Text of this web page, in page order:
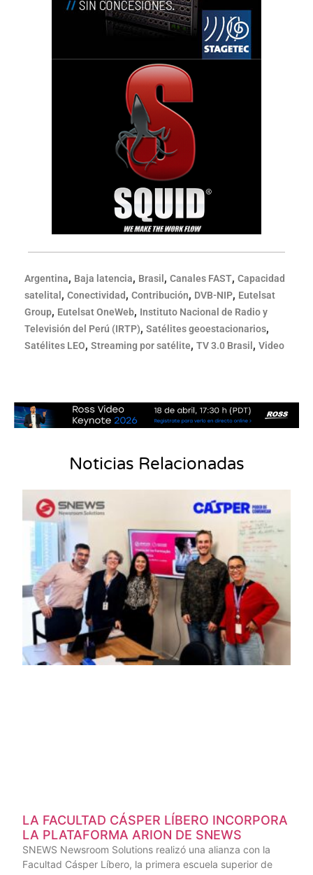
Argentina, Baja latencia, Brasil , Canales FAST, Capacidad
satelital , Conectividad, Contribución, DVB-NIP, Eutelsat
Group, Eutelsat OneWeb, Instituto Nacional de Radio y
Televisión del Perú (IRTP), Satélites geoestacionarios,
Satélites LEO, Streaming por satélite, TV 3.0 Brasil , Video
Noticias Relacionadas
LA FACULTAD CÁSPER LÍBERO INCORPORA
LA PLATAFORMA ARION DE SNEWS
SNEWS Newsroom Solutions realizó una alianza con la
Facultad Cásper Líbero, la primera escuela superior de